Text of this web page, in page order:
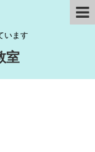
います
室